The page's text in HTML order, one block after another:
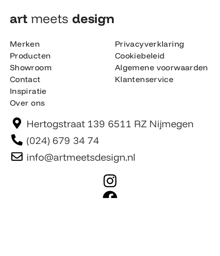
art meets design​
Merken
Producten
Showroom
Contact
Inspiratie
Over ons
Privacyverklaring
Cookiebeleid
Algemene voorwaarden
Klantenservice
Hertogstraat 139 6511 RZ Nijmegen
(024) 679 34 74
info@artmeetsdesign.nl
I
n
F